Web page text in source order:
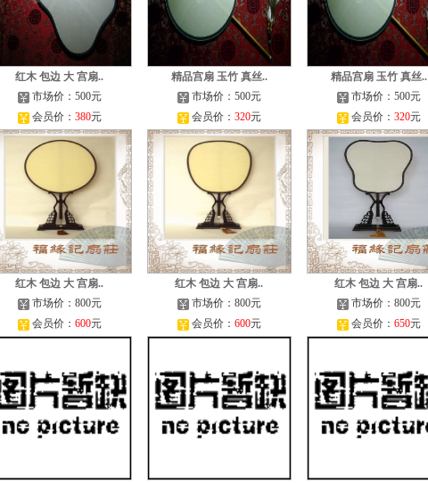
红木 包边 大 宫扇..
市场价：500元
会员价： 380元
精品宫扇 玉竹 真丝..
市场价：500元
会员价： 320元
精品宫扇 玉竹 真丝..
市场价：500元
会员价： 320元
红木 包边 大 宫扇..
市场价：800元
会员价： 600元
红木 包边 大 宫扇..
市场价：800元
会员价： 600元
红木 包边 大 宫扇..
市场价：800元
会员价： 650元